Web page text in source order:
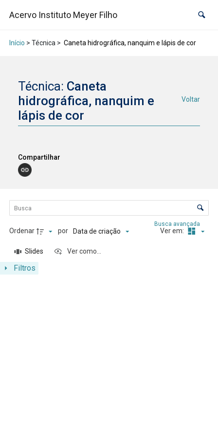
Acervo Instituto Meyer Filho
Início > Técnica > Caneta hidrográfica, nanquim e lápis de cor
Técnica: Caneta
hidrográfica, nanquim e
lápis de cor
Voltar
Compartilhar
Lista de itens
Controle de ordenação e visualização
Filtros
Busca avançada
Ordenar por Data de criação Ver em:
Slides Ver como...